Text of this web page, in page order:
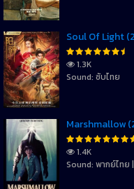
Soul Of Light
1.3K
Sound: ซับไทย
Marshmallow
1.4K
Sound: พากย์ไทย